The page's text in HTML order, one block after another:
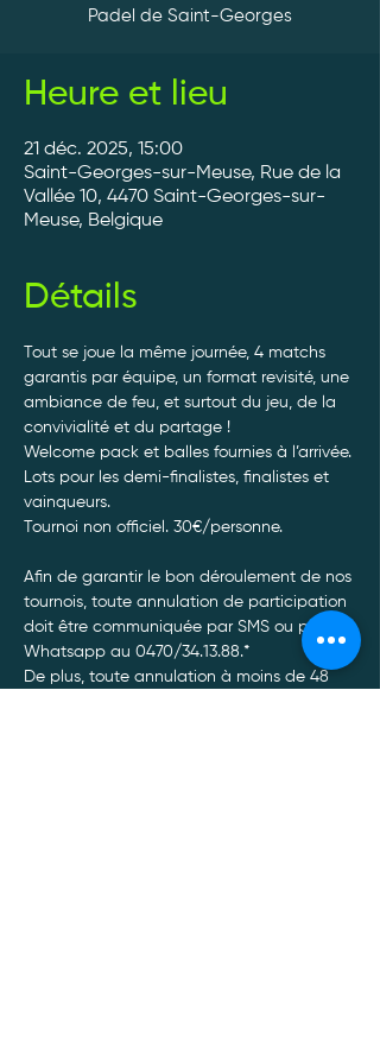
Padel de Saint-Georges
Heure et lieu
21 déc. 2025, 15:00
Saint-Georges-sur-Meuse, Rue de la
Vallée 10, 4470 Saint-Georges-sur-
Meuse, Belgique
Détails
Tout se joue la même journée, 4 matchs
garantis par équipe, un format revisité, une
ambiance de feu, et surtout du jeu, de la
convivialité et du partage !
Welcome pack et balles fournies à l’arrivée.
Lots pour les demi-finalistes, finalistes et
vainqueurs.
Tournoi non officiel. 30€/personne.
Afin de garantir le bon déroulement de nos
tournois, toute annulation de participation
doit être communiquée par SMS ou par
Whatsapp au 0470/34.13.88.*
De plus, toute annulation à moins de 48